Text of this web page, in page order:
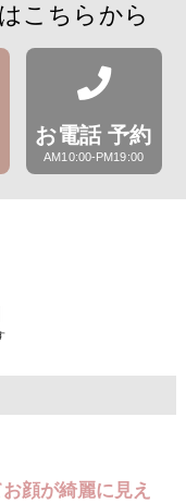
こちらから
お電話 予約
AM10:00-PM19:00
顔が綺麗に見え